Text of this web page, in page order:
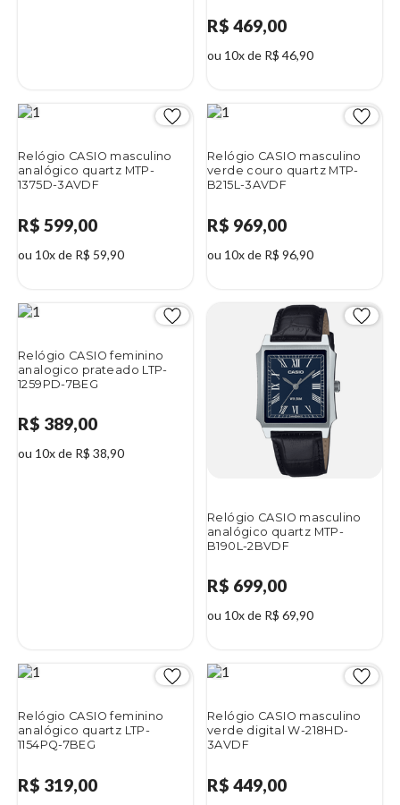
R$ 469,00
ou 10x de R$ 46,90
Relógio CASIO masculino
analógico quartz MTP-
1375D-3AVDF
R$ 599,00
ou 10x de R$ 59,90
Relógio CASIO masculino
verde couro quartz MTP-
B215L-3AVDF
R$ 969,00
ou 10x de R$ 96,90
Relógio CASIO feminino
analogico prateado LTP-
1259PD-7BEG
R$ 389,00
ou 10x de R$ 38,90
Relógio CASIO masculino
analógico quartz MTP-
B190L-2BVDF
R$ 699,00
ou 10x de R$ 69,90
Relógio CASIO feminino
analógico quartz LTP-
1154PQ-7BEG
R$ 319,00
Relógio CASIO masculino
verde digital W-218HD-
3AVDF
R$ 449,00